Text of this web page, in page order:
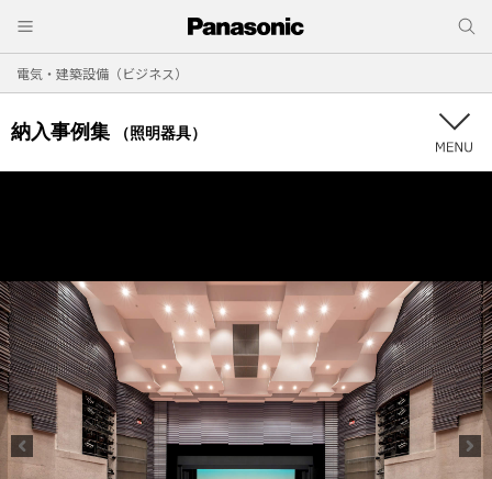
電気・建築設備（ビジネス）
納入事例集 （照明器具）